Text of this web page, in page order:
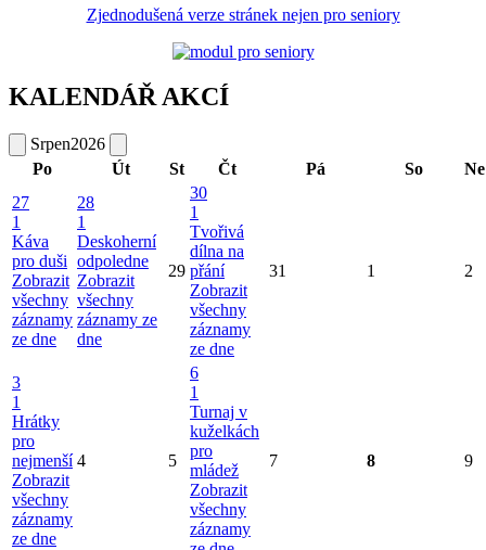
Zjednodušená verze stránek nejen pro seniory
KALENDÁŘ AKCÍ
Srpen2026
Po
Út St Čt Pá So
Ne
27
1
Káva
pro duši
Zobrazit
všechny
záznamy
ze dne
28
1
Deskoherní
odpoledne
Zobrazit
všechny
záznamy ze
dne
29
30
1
Tvořivá
dílna na
přání
Zobrazit
všechny
záznamy
ze dne
31 1 2
3
1
Hrátky
pro
nejmenší
Zobrazit
všechny
záznamy
ze dne
4 5
6
1
Turnaj v
kuželkách
pro
mládež
Zobrazit
všechny
záznamy
7 8 9